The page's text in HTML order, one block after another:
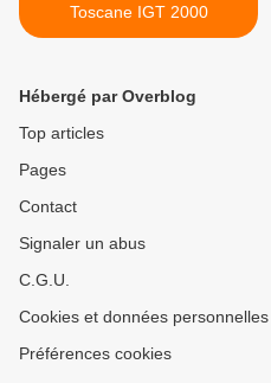
Toscane IGT 2000
Hébergé par Overblog
Top articles
Pages
Contact
Signaler un abus
C.G.U.
Cookies et données personnelles
Préférences cookies